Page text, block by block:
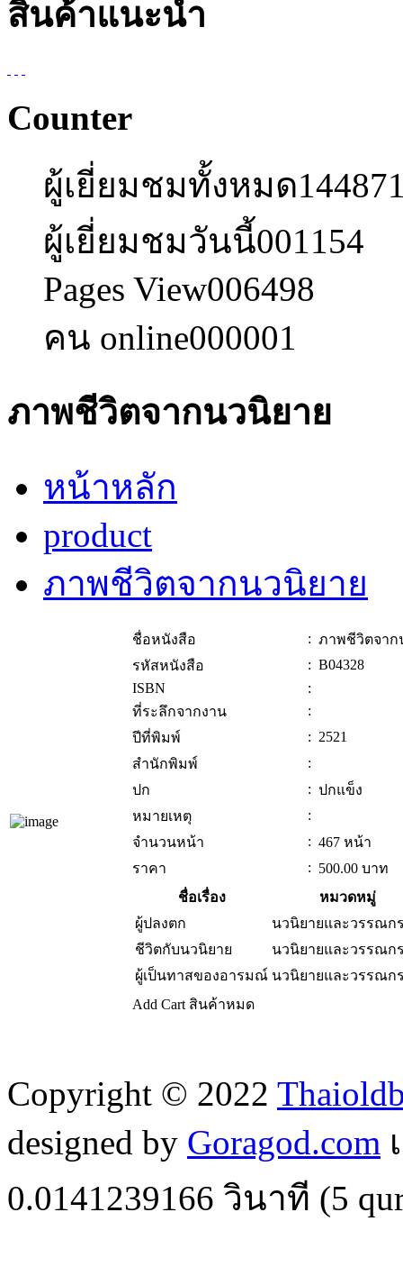
สินค้าแนะนำ
Counter
ผู้เยี่ยมชมทั้งหมด
ผู้เยี่ยมชมวันนี้001154
Pages View006498
คน online000001
ภาพชีวิตจากนวนิยาย
หน้าหลัก
product
ภาพชีวิตจากนวนิยาย
ชื่อหนังสือ : ภาพชีวิตจาก
รหัสหนังสือ
: B04328
ISBN
:
ที่ระลึกจากงาน
:
ปีที่พิมพ์
: 2521
สำนักพิมพ์
:
ปก
: ปกแข็ง
หมายเหตุ
:
จำนวนหน้า
: 467 หน้า
ราคา
: 500.00 บาท
ชื่อเรื่อง
หมวดหมู่
ผู้ปลงตก
นวนิยายและวรรณก
ชีวิตกับนวนิยาย
นวนิยายและวรรณก
ผู้เป็นทาสของอารมณ์ นวนิยายและวรรณก
Add Cart สินค้าหมด
Copyright © 2022
designed by Goragod.com
0.0141239166 วินาที (5